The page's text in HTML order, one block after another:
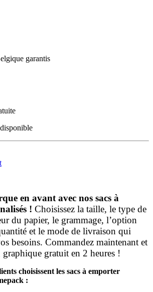
garantis
en avant avec nos sacs à
! Choisissez la taille, le type de
du papier, le grammage, l’option
et le mode de livraison qui
besoins. Commandez maintenant et
graphique gratuit en 2 heures !
choisissent les sacs à emporter
: